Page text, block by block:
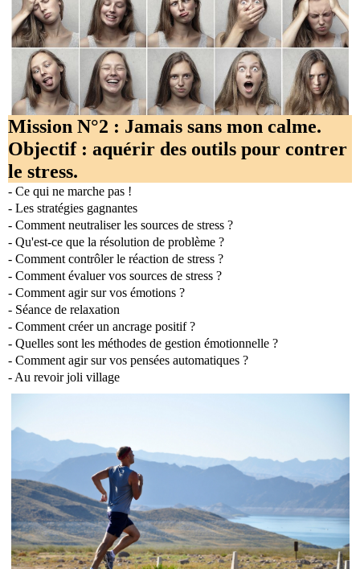
Mission N°2 : Jamais sans mon calme.
Objectif : aquérir des outils pour contrer
le stress.
- Ce qui ne marche pas !
- Les stratégies gagnantes
- Comment neutraliser les sources de stress ?
- Qu'est-ce que la résolution de problème ?
- Comment contrôler le réaction de stress ?
- Comment évaluer vos sources de stress ?
- Comment agir sur vos émotions ?
- Séance de relaxation
- Comment créer un ancrage positif ?
- Quelles sont les méthodes de gestion émotionnelle ?
- Comment agir sur vos pensées automatiques ?
- Au revoir joli village